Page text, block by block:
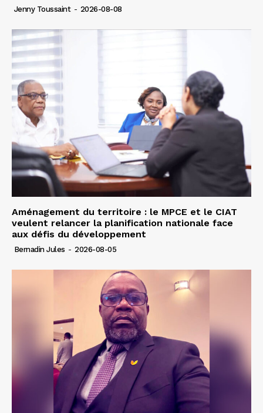
Jenny Toussaint - 2026-08-08
Aménagement du territoire : le MPCE et le CIAT
veulent relancer la planification nationale face
aux défis du développement
Bernadin Jules - 2026-08-05